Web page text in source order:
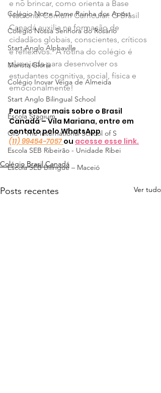
Colégio Notre Dame Rainha dos Apóst
Colégio Nossa Senhora do Rosário
Start Anglo Alphaville
Marista Glória
Colégio Inovar Veiga de Almeida
Start Anglo Bilingual School
Escola Stagium
GIS - The International School of S
Escola SEB Ribeirão - Unidade Ribei
Escola SEB Bilíngue – Maceió
e no brincar, como orienta a Base
Nacional Comum Curricular. O Brasil
Canadá auxilia na formação de
cidadãos globais, conscientes, críticos
e reflexivos.  A rotina do colégio é
planejada para desenvolver os
estudantes cognitiva, social, física e
emocionalmente!
Para saber mais sobre o Brasil
Canadá – Vila Mariana, entre em
contato pelo WhatsApp
(11) 99454-7057 ou acesse esse link.
Colégio Brasil Canadá
Posts recentes Ver tudo